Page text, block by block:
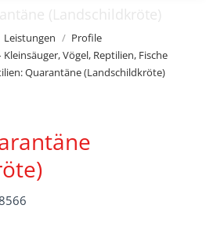
(Landschildkröte)
Leistungen
Profile
Vögel, Reptilien, Fische
Quarantäne (Landschildkröte)